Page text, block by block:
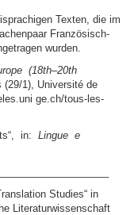
Texten, die im
Französisch-
wurden.
(18th–20th
1), Université de
ge.ch/tous-les-
in: Lingue e
Studies“ in
Literaturwissenschaft